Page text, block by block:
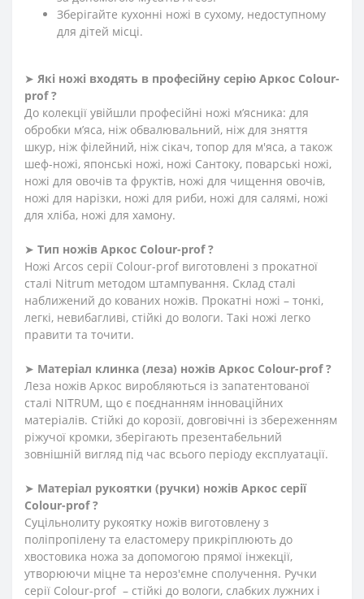
Зберігайте кухонні ножі в сухому, недоступному
для дітей місці.
➤ Які ножі входять в професійну серію Аркос Сolour-
prof?
До колекції увійшли професійні ножі м’ясника: для
обробки м’яса, ніж обвалювальний, ніж для зняття
шкур, ніж філейний, ніж сікач, топор для м'яса, а також
шеф-ножі, японські ножі, ножі Сантоку, поварські ножі,
ножі для овочів та фруктів, ножі для чищення овочів,
ножі для нарізки, ножі для риби, ножі для салямі, ножі
для хліба, ножі для хамону.
➤ Тип ножів Аркос Сolour-prof ?
Ножі Arcos серії Сolour-prof виготовлені з прокатної
сталі Nitrum методом штампування. Склад сталі
наближений до кованих ножів. Прокатні ножі – тонкі,
легкі, невибагливі, стійкі до вологи. Такі ножі легко
правити та точити.
➤ Матеріал клинка (леза) ножів Аркос Сolour-prof ?
Леза ножів Аркос виробляються із запатентованої
сталі NITRUM, що є поєднанням інноваційних
матеріалів. Стійкі до корозії, довговічні із збереженням
ріжучої кромки, зберігають презентабельний
зовнішній вигляд під час всього періоду експлуатації.
➤ Матеріал рукоятки (ручки) ножів Аркос серії
Сolour-prof ?
Суцільнолиту рукоятку ножів виготовлену з
поліпропілену та еластомеру прикріплюють до
хвостовика ножа за допомогою прямої інжекції,
утворюючи міцне та нероз'ємне сполучення. Ручки
серії Сolour-prof – стійкі до вологи, слабких лужних і